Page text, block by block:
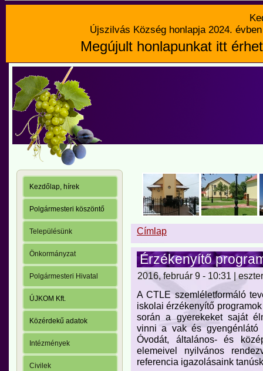
Újszilvás Község honlapja 2024.
Megújult honlapunkat itt
Kezdőlap, hírek
Polgármesteri köszöntő
Településünk
Önkormányzat
Polgármesteri Hivatal
ÚJKOM Kft.
Közérdekű adatok
Intézmények
Civilek
Címlap
Érzékenyítő
2016, február 9 - 10:31 | eszter
A CTLE szemléletformáló
iskolai érzékenyítő
során a gyerekeket saját
vinni a vak és gyengénlátó
Óvodát, általános- és
elemeivel nyilvános
referencia igazolásaink